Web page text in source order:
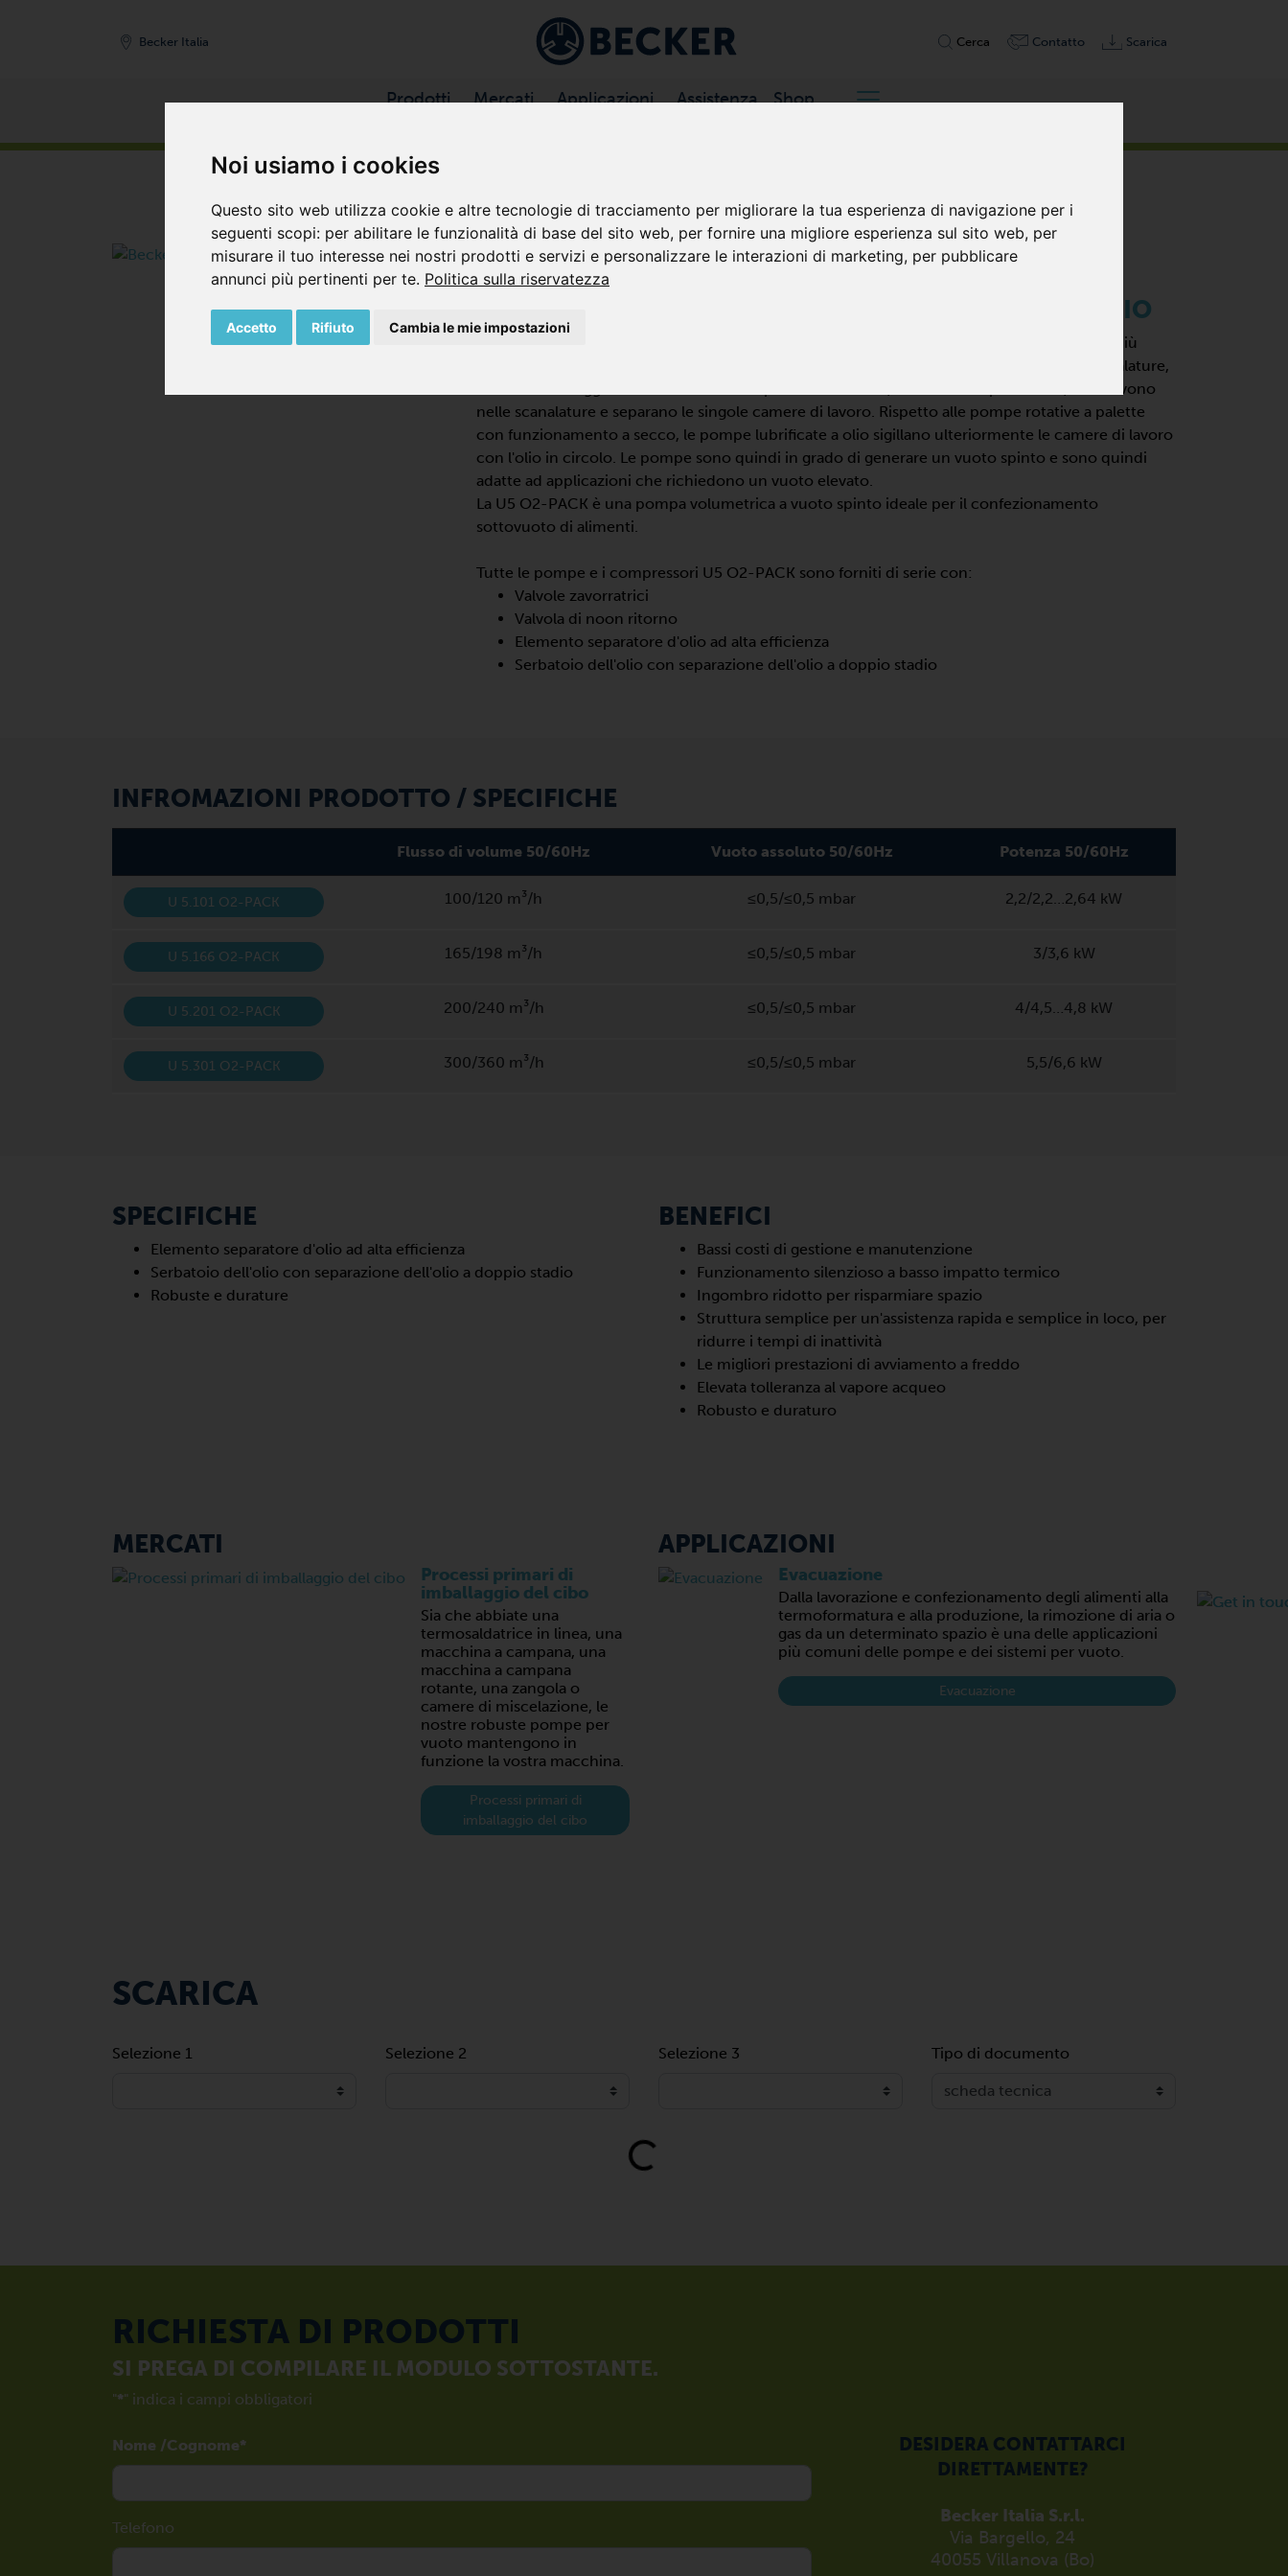
Noi usiamo i cookies
Questo sito web utilizza cookie e altre tecnologie di tracciamento per migliorare la tua esperienza di navigazione per i
seguenti scopi: per abilitare le funzionalità di base del sito web, per fornire una migliore esperienza sul sito web, per
misurare il tuo interesse nei nostri prodotti e servizi e personalizzare le interazioni di marketing, per pubblicare
annunci più pertinenti per te. Politica sulla riservatezza
Accetto Rifiuto Cambia le mie impostazioni
Becker Italia Cerca Contatto Scarica
Prodotti Mercati Applicazioni Assistenza Shop
SERIE U5 O2-PACK
POMPE A PALETTE PER VUOTO, LUBRIFICATE CON OLIO
Le pompe rotative a palette, di costruzione robusta, sono adatte a differenze di pressione più
elevate nelle applicazioni di vuoto. Un rotore montato in modo eccentrico, dotato di scanalature,
ruota in un alloggiamento cilindrico e le palette scorrevoli, adattate con precisione, si muovono
nelle scanalature e separano le singole camere di lavoro. Rispetto alle pompe rotative a palette
con funzionamento a secco, le pompe lubrificate a olio sigillano ulteriormente le camere di lavoro
con l'olio in circolo. Le pompe sono quindi in grado di generare un vuoto spinto e sono quindi
adatte ad applicazioni che richiedono un vuoto elevato.
La U5 O2-PACK è una pompa volumetrica a vuoto spinto ideale per il confezionamento
sottovuoto di alimenti.
Tutte le pompe e i compressori U5 O2-PACK sono forniti di serie con:
Valvole zavorratrici
Valvola di noon ritorno
Elemento separatore d'olio ad alta efficienza
Serbatoio dell'olio con separazione dell'olio a doppio stadio
INFROMAZIONI PRODOTTO / SPECIFICHE
Flusso di volume 50/60Hz Vuoto assoluto 50/60Hz Potenza 50/60Hz
U 5.101 O2-PACK 100/120 m³/h ≤0,5/≤0,5 mbar 2,2/2,2…2,64 kW
U 5.166 O2-PACK 165/198 m³/h ≤0,5/≤0,5 mbar 3/3,6 kW
U 5.201 O2-PACK 200/240 m³/h ≤0,5/≤0,5 mbar 4/4,5…4,8 kW
U 5.301 O2-PACK 300/360 m³/h ≤0,5/≤0,5 mbar 5,5/6,6 kW
SPECIFICHE
Elemento separatore d'olio ad alta efficienza
Serbatoio dell'olio con separazione dell'olio a doppio stadio
Robuste e durature
BENEFICI
Bassi costi di gestione e manutenzione
Funzionamento silenzioso a basso impatto termico
Ingombro ridotto per risparmiare spazio
Struttura semplice per un'assistenza rapida e semplice in loco, per
ridurre i tempi di inattività
Le migliori prestazioni di avviamento a freddo
Elevata tolleranza al vapore acqueo
Robusto e duraturo
MERCATI
Processi primari di
imballaggio del cibo
Sia che abbiate una
termosaldatrice in linea, una
macchina a campana, una
macchina a campana
rotante, una zangola o
camere di miscelazione, le
nostre robuste pompe per
vuoto mantengono in
funzione la vostra macchina.
Processi primari di
imballaggio del cibo
APPLICAZIONI
Evacuazione
Dalla lavorazione e confezionamento degli alimenti alla
termoformatura e alla produzione, la rimozione di aria o
gas da un determinato spazio è una delle applicazioni
più comuni delle pompe e dei sistemi per vuoto.
Evacuazione
SCARICA
Selezione 1 Selezione 2 Selezione 3 Tipo di documento
Loading...
RICHIESTA DI PRODOTTI
SI PREGA DI COMPILARE IL MODULO SOTTOSTANTE.
"*" indica i campi obbligatori
Nome /Cognome
Telefono
DESIDERA CONTATTARCI
DIRETTAMENTE?
Becker Italia S.r.l.
Via Bargello, 24
40055 Villanova (Bo)